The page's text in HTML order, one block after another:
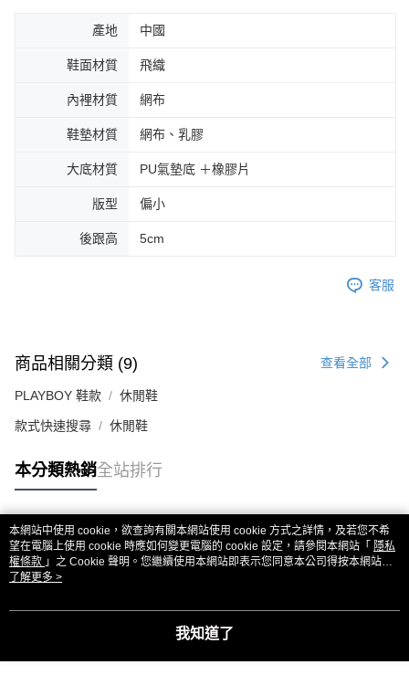
產地 中國
鞋面材質 飛織
內裡材質 網布
鞋墊材質 網布、乳膠
大底材質 PU氣墊底 ＋橡膠片
版型 偏小
後跟高 5cm
客服
商品相關分類 (9) 查看全部
PLAYBOY 鞋款 休閒鞋
款式快速搜尋 休閒鞋
本分類熱銷全站排行
熱門標籤
本網站中使用 cookie，欲查詢有關本網站使用 cookie 方式之詳情，及若您不希
望在電腦上使用 cookie 時應如何變更電腦的 cookie 設定，請參閱本網站「 隱私
權條款 」之 Cookie 聲明。您繼續使用本網站即表示您同意本公司得按本網站使
用條款之 Cookie 聲明使用 cookie。
了解更多 >
我知道了